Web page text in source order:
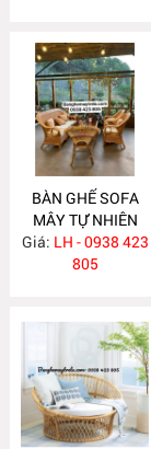
BÀN GHẾ SOFA
MÂY TỰ NHIÊN
MA663
Giá: LH - 0938 423
805